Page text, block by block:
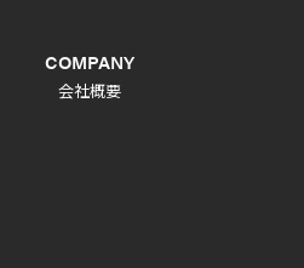
COMPANY
会社概要